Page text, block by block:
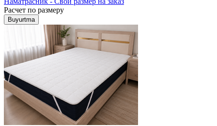
Расчет по размеру
Buyurtma